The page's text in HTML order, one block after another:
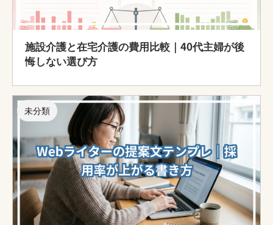
施設介護と在宅介護の費用比較｜40代主婦が後
悔しない選び方
未分類